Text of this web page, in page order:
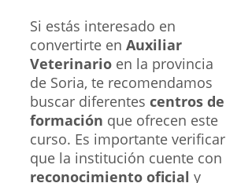
Si estás interesado en
convertirte en Auxiliar
Veterinario en la provincia
de Soria, te recomendamos
buscar diferentes centros de
formación que ofrecen este
curso. Es importante verificar
que la institución cuente con
reconocimiento oficial y